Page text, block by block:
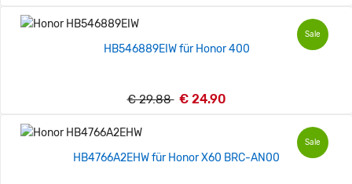
Sale
HB546889EIW für Honor 400
€ 29.88 € 24.90
Sale
HB4766A2EHW für Honor X60 BRC-AN00